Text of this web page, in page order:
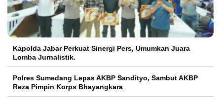
Kapolda Jabar Perkuat Sinergi Pers, Umumkan Juara
Lomba Jurnalistik.
Polres Sumedang Lepas AKBP Sandityo, Sambut AKBP
Reza Pimpin Korps Bhayangkara